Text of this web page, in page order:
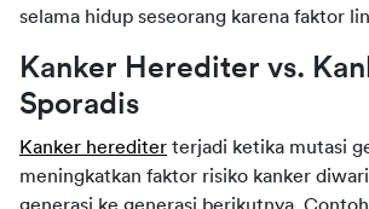
selama hidup seseorang karena faktor
Kanker Herediter vs.
Sporadis
Kanker herediter terjadi ketika mutasi
meningkatkan faktor risiko kanker